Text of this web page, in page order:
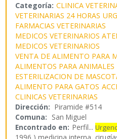
Categoría: CLINICA
VETERINARIAS 24 HORAS
FARMACIAS VETERINARIAS
MEDICOS VETERINARIOS
MEDICOS VETERINARIOS
VENTA DE ALIMENTO PARA
ALIMENTOS PARA ANIMALES
ESTERILIZACION DE
ALIMENTO PARA GATOS
CLINICAS VETERINARIAS
Dirección: Piramide #514
Comuna: San Miguel
Encontrado en: Perfil...